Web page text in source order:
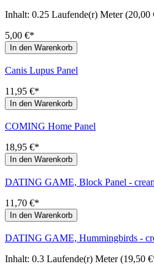
Inhalt: 0.25 Laufende(r) Meter(20,00
5,00 €*
In den Warenkorb
Canis Lupus Panel
11,95 €*
In den Warenkorb
COMING Home Panel
18,95 €*
In den Warenkorb
DATING GAME, Block Panel -
11,70 €*
In den Warenkorb
DATING GAME, Hummingbirds -
Inhalt: 0.3 Laufende(r) Meter(19,50